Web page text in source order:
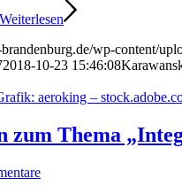
Weiterlesen
wp-content/
2018-10-23 15:46:08
zum Thema